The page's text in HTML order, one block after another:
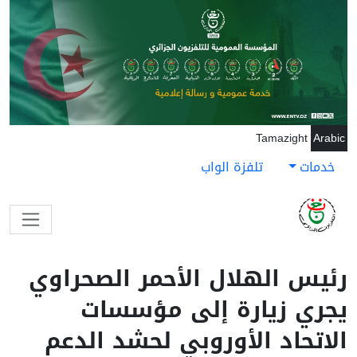
تجاوز إلى المحتوى الرئيسي
Arabic
Tamazight
خدمات تلفزة الواب
رئيس الهلال الأحمر الصحراوي
يجري زيارة إلى مؤسسات
الاتحاد الأوروبي لحشد الدعم